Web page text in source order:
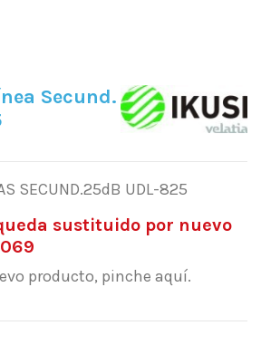
Secund.
SECUND.25dB UDL-825
sustituido por nuevo
producto, pinche aquí.